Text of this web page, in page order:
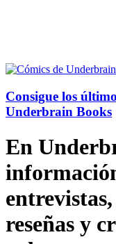
Consigue los
Underbrain Books
En
reseñas y